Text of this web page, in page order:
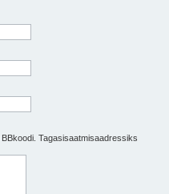
Tagasisaatmisaadressiks